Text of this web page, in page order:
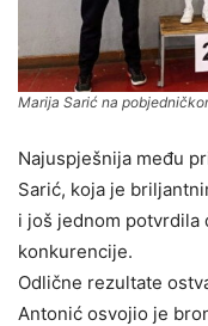
Marija Sarić na
Najuspješnija među
Sarić, koja je
i još jednom potvrdila
konkurencije.
Odlične rezultate
Antonić osvojio je